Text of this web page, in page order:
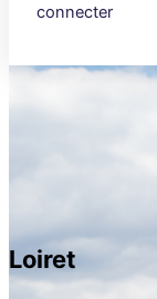
connecter
Loiret